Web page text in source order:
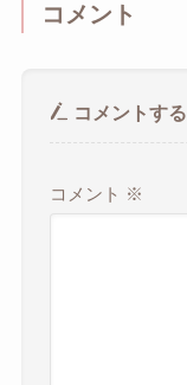
コメント
コメントする
コメント ※